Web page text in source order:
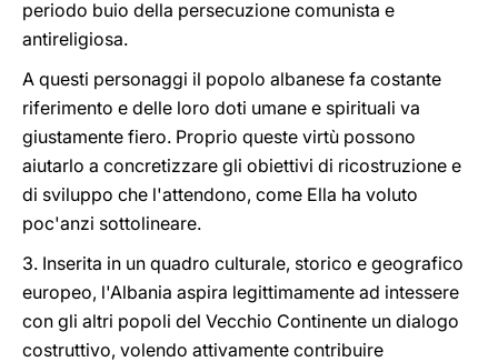
periodo buio della persecuzione comunista e
antireligiosa.
A questi personaggi il popolo albanese fa costante
riferimento e delle loro doti umane e spirituali va
giustamente fiero. Proprio queste virtù possono
aiutarlo a concretizzare gli obiettivi di ricostruzione e
di sviluppo che l'attendono, come Ella ha voluto
poc'anzi sottolineare.
3. Inserita in un quadro culturale, storico e geografico
europeo, l'Albania aspira legittimamente ad intessere
con gli altri popoli del Vecchio Continente un dialogo
costruttivo, volendo attivamente contribuire